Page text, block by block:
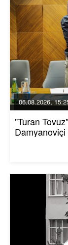
06.08.2026,
"Turan